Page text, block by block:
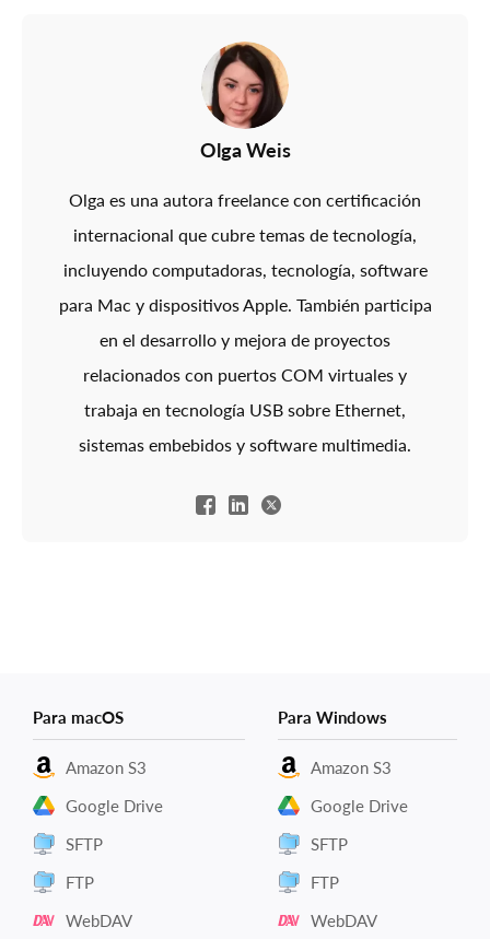
Olga Weis
Olga es una autora freelance con certificación
internacional que cubre temas de tecnología,
incluyendo computadoras, tecnología, software
para Mac y dispositivos Apple. También participa
en el desarrollo y mejora de proyectos
relacionados con puertos COM virtuales y
trabaja en tecnología USB sobre Ethernet,
sistemas embebidos y software multimedia.
Para macOS
Amazon S3
Google Drive
SFTP
FTP
WebDAV
Para Windows
Amazon S3
Google Drive
SFTP
FTP
WebDAV